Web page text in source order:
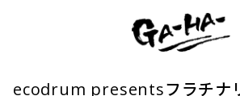
ecodrum presentsフラチナ